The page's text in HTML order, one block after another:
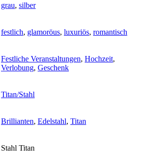
grau, silber
festlich, glamoröus, luxuriös, romantisch
Festliche Veranstaltungen, Hochzeit,
Verlobung, Geschenk
Titan/Stahl
Brillianten, Edelstahl, Titan
Stahl Titan